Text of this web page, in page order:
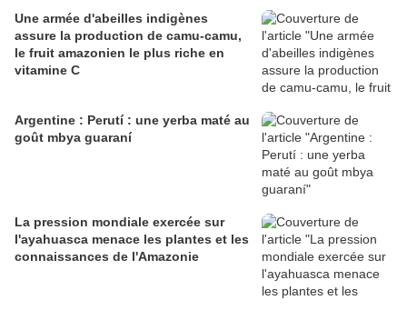
Une armée d'abeilles indigènes
assure la production de camu-camu,
le fruit amazonien le plus riche en
vitamine C
Argentine : Perutí : une yerba maté au
goût mbya guaraní
La pression mondiale exercée sur
l'ayahuasca menace les plantes et les
connaissances de l'Amazonie